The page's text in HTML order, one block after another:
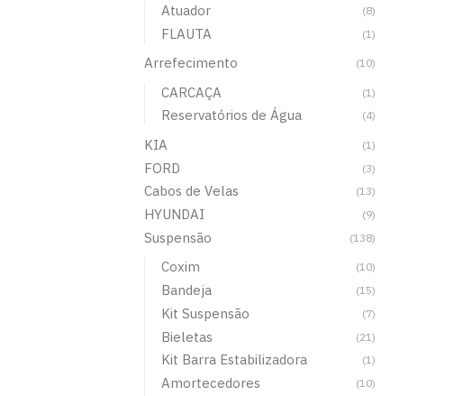
Atuador (8)
FLAUTA (1)
Arrefecimento (10)
CARCAÇA (1)
Reservatórios de Água (4)
KIA (1)
FORD (3)
Cabos de Velas (13)
HYUNDAI (9)
Suspensão (138)
Coxim (10)
Bandeja (15)
Kit Suspensão (7)
Bieletas (21)
Kit Barra Estabilizadora (1)
Amortecedores (10)